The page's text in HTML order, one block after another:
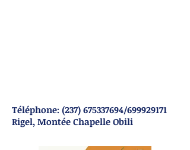
Téléphone: (237) 675337694/699929171
Rigel, Montée Chapelle Obili